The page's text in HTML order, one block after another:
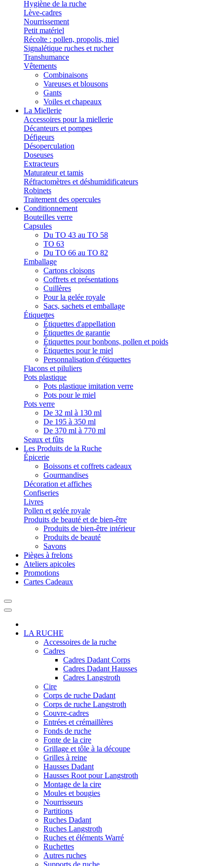
Hygiène de la ruche
Lève-cadres
Nourrissement
Petit matériel
Récolte : pollen, propolis, miel
Signalétique ruches et rucher
Transhumance
Vêtements
Combinaisons
Vareuses et blousons
Gants
Voiles et chapeaux
La Miellerie
Accessoires pour la miellerie
Décanteurs et pompes
Défigeurs
Désoperculation
Doseuses
Extracteurs
Maturateur et tamis
Réfractomètres et déshumidificateurs
Robinets
Traitement des opercules
Conditionnement
Bouteilles verre
Capsules
Du TO 43 au TO 58
TO 63
Du TO 66 au TO 82
Emballage
Cartons cloisons
Coffrets et présentations
Cuillères
Pour la gelée royale
Sacs, sachets et emballage
Étiquettes
Étiquettes d'appellation
Étiquettes de garantie
Étiquettes pour bonbons, pollen et poids
Étiquettes pour le miel
Personnalisation d'étiquettes
Flacons et piluliers
Pots plastique
Pots plastique imitation verre
Pots pour le miel
Pots verre
De 32 ml à 130 ml
De 195 à 350 ml
De 370 ml à 770 ml
Seaux et fûts
Les Produits de la Ruche
Épicerie
Boissons et coffrets cadeaux
Gourmandises
Décoration et affiches
Confiseries
Livres
Pollen et gelée royale
Produits de beauté et de bien-être
Produits de bien-être intérieur
Produits de beauté
Savons
Pièges à frelons
Ateliers apicoles
Promotions
Cartes Cadeaux
LA RUCHE
Accessoires de la ruche
Cadres
Cadres Dadant Corps
Cadres Dadant Hausses
Cadres Langstroth
Cire
Corps de ruche Dadant
Corps de ruche Langstroth
Couvre-cadres
Entrées et crémaillères
Fonds de ruche
Fonte de la cire
Grillage et tôle à la découpe
Grilles à reine
Hausses Dadant
Hausses Root pour Langstroth
Montage de la cire
Moules et bougies
Nourrisseurs
Partitions
Ruches Dadant
Ruches Langstroth
Ruches et éléments Warré
Ruchettes
Autres ruches
Supports de ruche